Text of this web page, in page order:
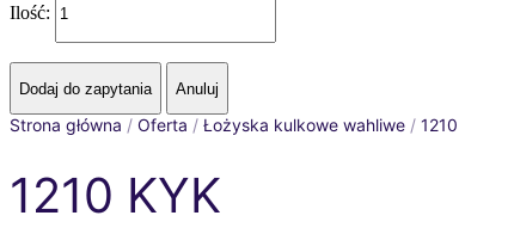
Ilość:
Strona główna / Oferta / Łożyska kulkowe wahliwe / 1210
1210 KYK